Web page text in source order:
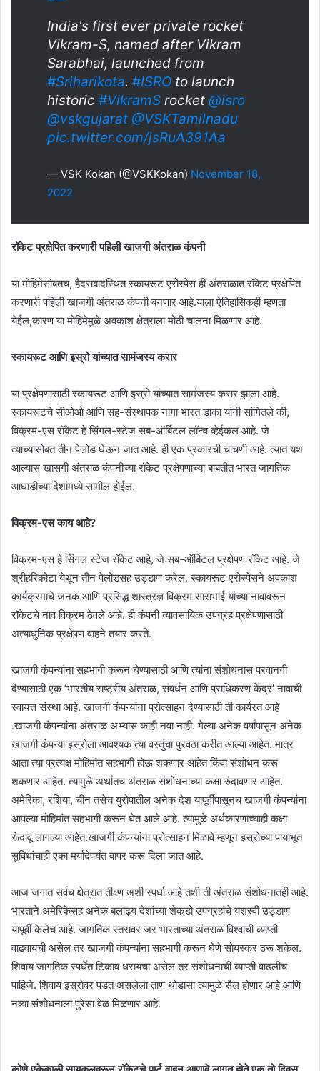
India's first ever private rocket
Vikram-S, named after Vikram
Sarabhai, launched from
#Sriharikota. #ISRO to launch
historic #VikramS rocket @isro
@vskgujarat @VSKTamilnadu
pic.twitter.com/jsRuA391Aa
— VSK Kokan (@VSKKokan) November 18,
2022
रॉकेट प्रक्षेपित करणारी पहिली खाजगी अंतराळ कंपनी
या मोहिमेसोबतच, हैदराबादस्थित स्कायरूट एरोस्पेस ही अंतराळात रॉकेट प्रक्षेपित
करणारी पहिली खाजगी अंतराळ कंपनी बनणार आहे.याला ऐतिहासिकही म्हणता
येईल,कारण या मोहिमेमुळे अवकाश क्षेत्राला मोठी चालना मिळणार आहे.
स्कायरूट आणि इस्रो यांच्यात सामंजस्य करार
या प्रक्षेपणासाठी स्कायरूट आणि इस्रो यांच्यात सामंजस्य करार झाला आहे.
स्कायरूटचे सीओओ आणि सह-संस्थापक नागा भारत डाका यांनी सांगितले की,
विक्रम-एस रॉकेट हे सिंगल-स्टेज सब-ऑर्बिटल लॉन्च व्हेईकल आहे. जे
त्याच्यासोबत तीन पेलोड घेऊन जात आहे. ही एक प्रकारची चाचणी आहे. त्यात यश
आल्यास खासगी अंतराळ कंपनीच्या रॉकेट प्रक्षेपणाच्या बाबतीत भारत जागतिक
आघाडीच्या देशांमध्ये सामील होईल.
विक्रम-एस काय आहे?
विक्रम-एस हे सिंगल स्टेज रॉकेट आहे, जे सब-ऑर्बिटल प्रक्षेपण रॉकेट आहे. जे
श्रीहरिकोटा येथून तीन पेलोडसह उड्डाण करेल. स्कायरूट एरोस्पेसने अवकाश
कार्यक्रमाचे जनक आणि प्रसिद्ध शास्त्रज्ञ विक्रम साराभाई यांच्या नावावरून
रॉकेटचे नाव विक्रम ठेवले आहे. ही कंपनी व्यावसायिक उपग्रह प्रक्षेपणासाठी
अत्याधुनिक प्रक्षेपण वाहने तयार करते.
खाजगी कंपन्यांना सहभागी करून घेण्यासाठी आणि त्यांना संशोधनास परवानगी
देण्यासाठी एक ‘भारतीय राष्ट्रीय अंतराळ, संवर्धन आणि प्राधिकरण केंद्र’ नावाची
स्वायत्त संस्था आहे. खाजगी कंपन्यांना प्रोत्साहन देण्यासाठी ती कार्यरत आहे
.खाजगी कंपन्यांना अंतराळ अभ्यास काही नवा नाही. गेल्या अनेक वर्षांपासून अनेक
खाजगी कंपन्या इस्रोला आवश्यक त्या वस्तुंचा पुरवठा करीत आल्या आहेत. मात्र
आता त्या प्रत्यक्ष मोहिमांत सहभागी होऊ शकणार आहेत किंवा संशोधन करू
शकणार आहेत. त्यामुळे अर्थातच अंतराळ संशोधनाच्या कक्षा रुंदावणार आहेत.
अमेरिका, रशिया, चीन तसेच युरोपातील अनेक देश यापूर्वीपासूनच खाजगी कंपन्यांना
आपल्या मोहिमांत सहभागी करून घेत आले आहे. त्यामुळे अर्थकारणाच्याही कक्षा
रूंदावू लागल्या आहेत.खाजगी कंपन्यांना प्रोत्साहन मिळावे म्हणून इस्रोच्या पायाभूत
सुविधांचाही एका मर्यादेपर्यंत वापर करू दिला जात आहे.
आज जगात सर्वच क्षेत्रात तीक्ष्ण अशी स्पर्धा आहे तशी ती अंतराळ संशोधनातही आहे.
भारताने अमेरिकेसह अनेक बलाढ्य देशांच्या शेकडो उपग्रहांचे यशस्वी उड्डाण
यापूर्वी केलेच आहे. जागतिक स्तरावर जर भारताच्या अंतराळ विश्वाची व्याप्ती
वाढवायची असेल तर खाजगी कंपन्यांना सहभागी करून घेणे सोयस्कर ठरू शकेल.
शिवाय जागतिक स्पर्धेत टिकाव धरायचा असेल तर संशोधनाची व्याप्ती वाढलीच
पाहिजे. शिवाय इस्रोवर पडत असलेला ताण थोडासा त्यामुळे सैल होणार आहे आणि
नव्या संशोधनाला पुरेसा वेळ मिळणार आहे.